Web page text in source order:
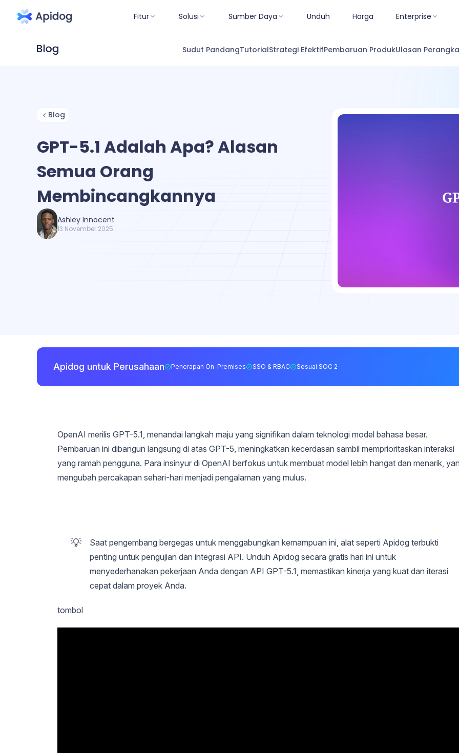
Fitur Solusi Sumber Daya Unduh Harga Enterprise
Sudut PandangTutorialStrategi EfektifPembaruan ProdukUlasan
Blog
GPT-5.1 Adalah Apa? Alasan
Semua Orang
Membincangkannya
Ashley Innocent
13 November 2025
Apidog untuk Perusahaan Penerapan On-Premises SSO & RBAC Sesuai SOC 2
OpenAI merilis GPT-5.1, menandai langkah maju yang signifikan dalam teknologi model bahasa besar.
Pembaruan ini dibangun langsung di atas GPT-5, meningkatkan kecerdasan sambil memprioritaskan interaksi
yang ramah pengguna. Para insinyur di OpenAI berfokus untuk membuat model lebih hangat dan menarik,
mengubah percakapan sehari-hari menjadi pengalaman yang mulus.
💡
Saat pengembang bergegas untuk menggabungkan kemampuan ini, alat seperti Apidog terbukti
penting untuk pengujian dan integrasi API. Unduh Apidog secara gratis hari ini untuk
menyederhanakan pekerjaan Anda dengan API GPT-5.1, memastikan kinerja yang kuat dan iterasi
cepat dalam proyek Anda.
tombol